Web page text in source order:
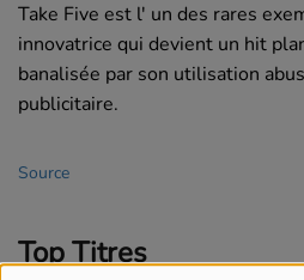
Take Five est l' un des rares
innovatrice qui devient un hit
banalisée par son utilisation
publicitaire.
Source
Top Titres